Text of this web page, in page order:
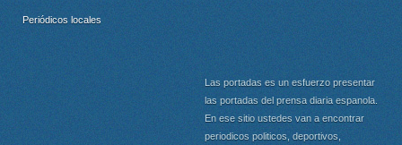
Periódicos locales
Las portadas es un esfuerzo presentar
las portadas del prensa diaria espanola.
En ese sitio ustedes van a encontrar
periodicos politicos, deportivos,